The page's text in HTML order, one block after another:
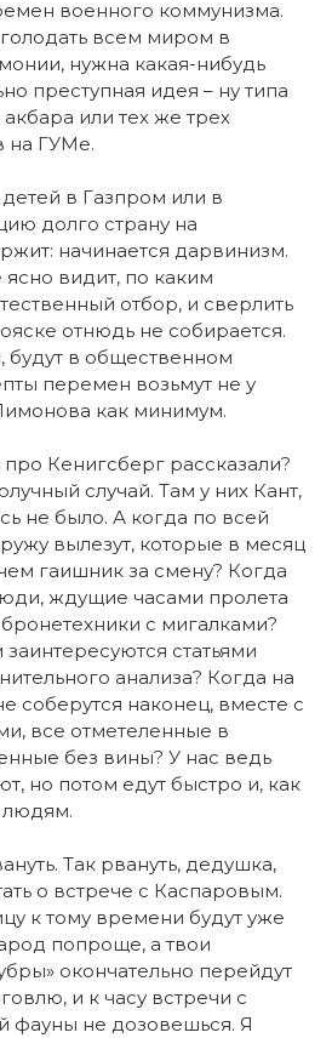
военного коммунизма.
всем миром в
нужна какая-нибудь
преступная идея – ну типа
или тех же трех
на ГУМе.
в Газпром или в
долго страну на
начинается дарвинизм.
видит, по каким
отбор, и сверлить
отнюдь не собирается.
будут в общественном
перемен возьмут не у
как минимум.
Кенигсберг рассказали?
случай. Там у них Кант,
не было. А когда по всей
вылезут, которые в месяц
гаишник за смену? Когда
ждущие часами пролета
с мигалками?
статьями
анализа? Когда на
соберутся наконец, вместе с
все отметеленные в
без вины? У нас ведь
но потом едут быстро и, как
людям.
Так рвануть, дедушка,
о встрече с Каспаровым.
к тому времени будут уже
попроще, а твои
окончательно перейдут
и к часу встречи с
фауны не дозовешься. Я